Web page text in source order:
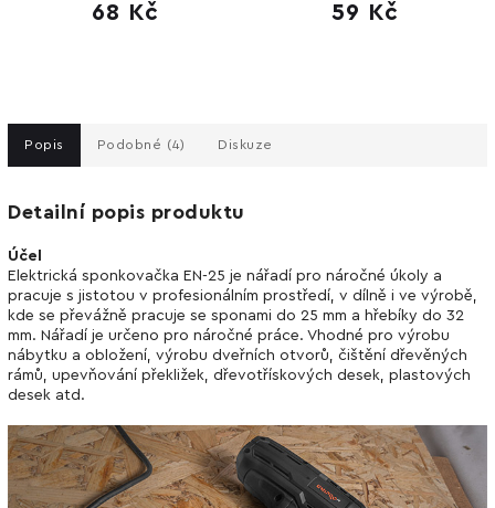
Popis Podobné (4) Diskuze
Detailní popis produktu
Účel
Elektrická sponkovačka EN-25 je nářadí pro náročné úkoly a
pracuje s jistotou v profesionálním prostředí, v dílně i ve výrobě,
kde se převážně pracuje se sponami do 25 mm a hřebíky do 32
mm. Nářadí je určeno pro náročné práce. Vhodné pro výrobu
nábytku a obložení, výrobu dveřních otvorů, čištění dřevěných
rámů, upevňování překližek, dřevotřískových desek, plastových
desek atd.
68 Kč 59 Kč